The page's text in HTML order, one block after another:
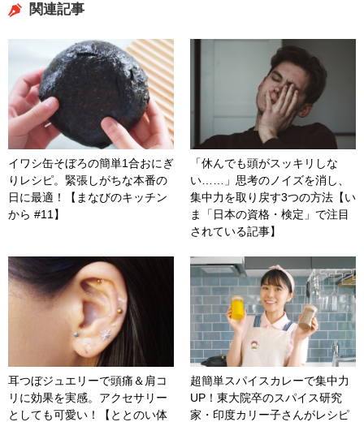
関連記事
イワシ缶そぼろの簡単1合おにぎ
りレシピ。緊張しがちな本番の
日に最適！【まなびのキッチン
から #11】
「休んでも頭がスッキリしな
い……」思考のノイズを消し、
集中力を取り戻す3つの方法【い
ま「日本の資格・検定」で注目
されている記事】
耳つぼジュエリーで頭痛＆肩コ
リに効果を実感。アクセサリー
としても可愛い！【ととのい体
超簡単スパイスカレーで集中力
UP！東大院卒のスパイス研究
家・印度カリー子さんがレシピ